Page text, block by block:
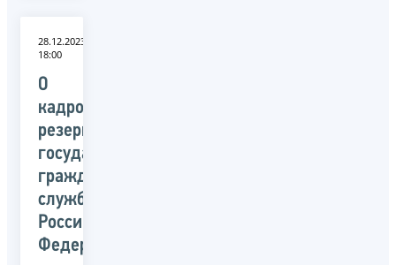
28.12.2023
18:00
О
кадровом
резерве
государственной
гражданской
службы
Российской
Федерации